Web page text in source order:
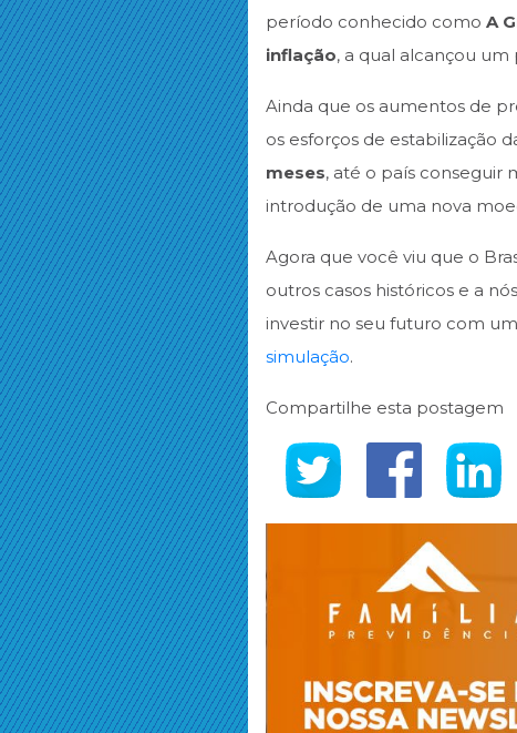
período conhecido como A
inflação, a qual alcançou um
Ainda que os aumentos de
os esforços de estabilização
meses, até o país conseguir
introdução de uma nova
Agora que você viu que o
outros casos históricos e a
investir no seu futuro com
simulação.
Compartilhe esta postagem